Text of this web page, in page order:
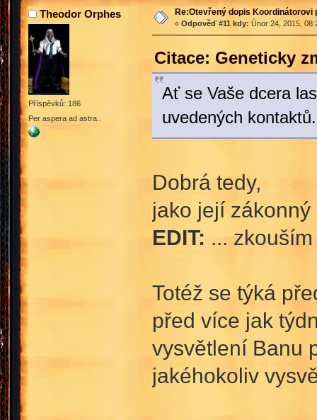
Theodor Orphes
Příspěvků: 186
Per aspera ad astra..
Re:Otevřený dopis Koordinátorovi
« Odpověď #11 kdy: Únor 24, 2015,
Citace: Geneticky
Ať se Vaše dcera
uvedených kontaktů.
Dobrá tedy,
jako její
EDIT: ...
Totéž se týká
před více jak
vysvětlení Banu
jakéhokoliv